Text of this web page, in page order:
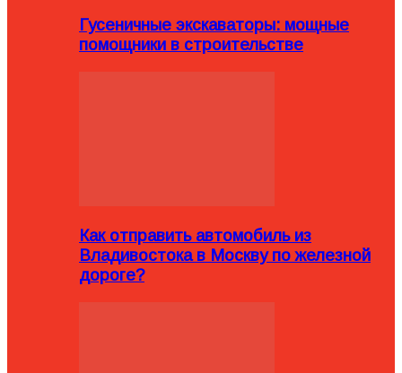
Гусеничные экскаваторы: мощные
помощники в строительстве
Как отправить автомобиль из
Владивостока в Москву по железной
дороге?